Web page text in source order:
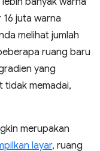
juta warna
melihat jumlah
ruang baru
yang
tidak memadai,
merupakan
layar, ruang